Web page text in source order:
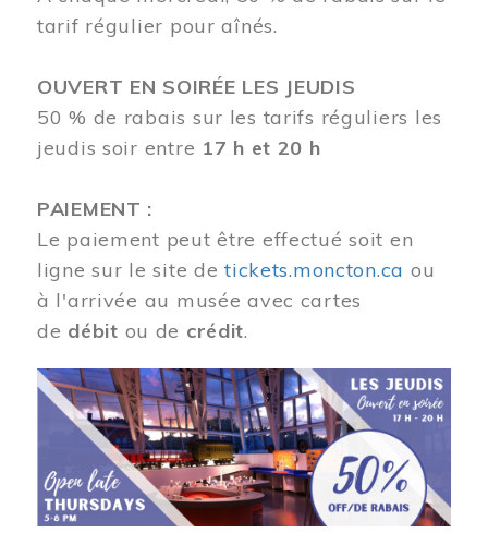
tarif régulier pour aînés.
OUVERT EN SOIRÉE LES JEUDIS
50 % de rabais sur les tarifs réguliers les
jeudis soir entre 17 h et 20 h
PAIEMENT :
Le paiement peut être effectué soit en
ligne sur le site detickets.moncton.ca ou
à l'arrivée au musée avec cartes
de débit ou de crédit.
Image